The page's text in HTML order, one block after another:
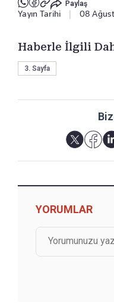
Paylaş
Yayın Tarihi 08
Haberle İlgili
3. Sayfa
YORUMLAR